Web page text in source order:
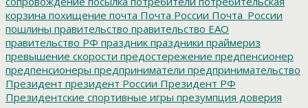
корзина похищение почта Почта России Почта_России
пошлины правительство правительство ЕАО
правительство РФ праздник праздники праймериз
превышение скорости предостережение предпенсионер
предпенсионеры предприниматели предпринимательство
Президент президент России Президент РФ
Президентские спортивные игры презумпция доверия